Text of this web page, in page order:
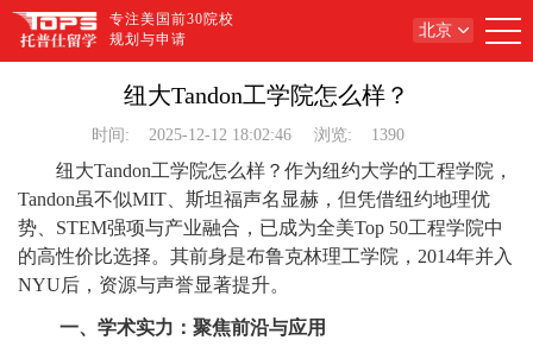
专注美国前30院校
规划与申请
北京
纽大Tandon工学院怎么样？
时间: 2025-12-12 18:02:46 浏览: 1390
纽大Tandon工学院怎么样？作为纽约大学的工程学院，
Tandon虽不似MIT、斯坦福声名显赫，但凭借纽约地理优
势、STEM强项与产业融合，已成为全美Top 50工程学院中
的高性价比选择。其前身是布鲁克林理工学院，2014年并入
NYU后，资源与声誉显著提升。
一、学术实力：聚焦前沿与应用